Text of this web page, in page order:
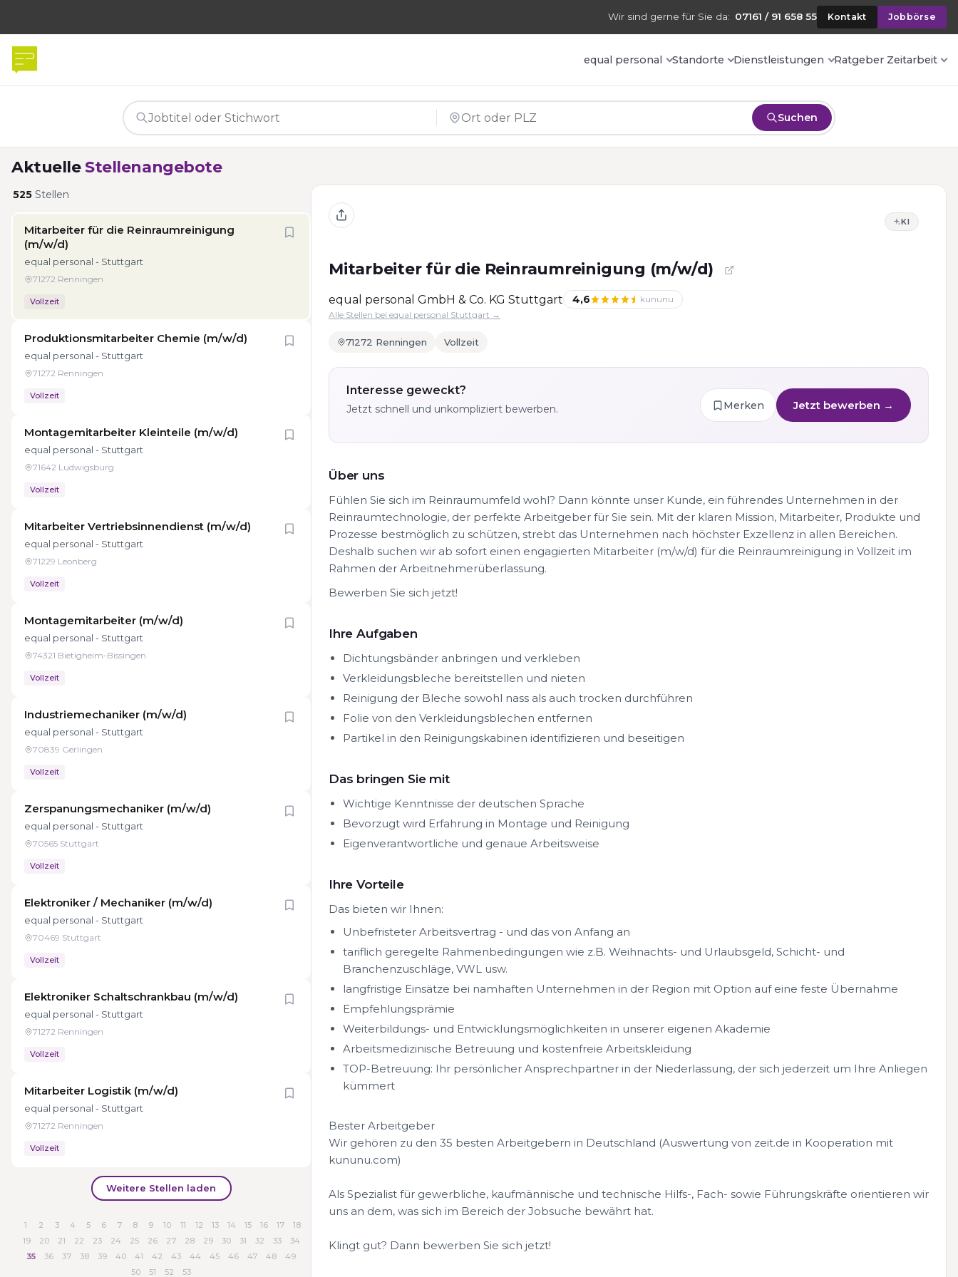
Wir sind gerne für Sie da: 07161 / 91 658 55 Kontakt Jobbörse
equal personal Standorte Dienstleistungen Ratgeber Zeitarbeit
Suchen
Aktuelle Stellenangebote
525 Stellen
Mitarbeiter für die Reinraumreinigung
(m/w/d)
equal personal - Stuttgart
71272 Renningen
Vollzeit
Produktionsmitarbeiter Chemie (m/w/d)
equal personal - Stuttgart
71272 Renningen
Vollzeit
Montagemitarbeiter Kleinteile (m/w/d)
equal personal - Stuttgart
71642 Ludwigsburg
Vollzeit
Mitarbeiter Vertriebsinnendienst (m/w/d)
equal personal - Stuttgart
71229 Leonberg
Vollzeit
Montagemitarbeiter (m/w/d)
equal personal - Stuttgart
74321 Bietigheim-Bissingen
Vollzeit
Industriemechaniker (m/w/d)
equal personal - Stuttgart
70839 Gerlingen
Vollzeit
Zerspanungsmechaniker (m/w/d)
equal personal - Stuttgart
70565 Stuttgart
Vollzeit
Elektroniker / Mechaniker (m/w/d)
equal personal - Stuttgart
70469 Stuttgart
Vollzeit
Elektroniker Schaltschrankbau (m/w/d)
equal personal - Stuttgart
71272 Renningen
Vollzeit
Mitarbeiter Logistik (m/w/d)
equal personal - Stuttgart
71272 Renningen
Vollzeit
Weitere Stellen laden
1 2 3 4 5 6 7 8 9 10 11 12 13 14 15 16 17
18
19
20 21 22 23 24 25 26 27 28 29 30 31 32 33
34
35
36 37 38 39 40 41 42 43 44 45 46 47 48
49
50
51 52
53
KI
Mitarbeiter für die Reinraumreinigung (m/w/d)
equal personal GmbH & Co. KG Stuttgart 4,6
kununu
Alle Stellen bei equal personal Stuttgart →
71272 Renningen Vollzeit
Interesse geweckt?
Jetzt schnell und unkompliziert bewerben. Merken Jetzt bewerben →
Über uns
Fühlen Sie sich im Reinraumumfeld wohl? Dann könnte unser Kunde, ein führendes Unternehmen in der
Reinraumtechnologie, der perfekte Arbeitgeber für Sie sein. Mit der klaren Mission, Mitarbeiter, Produkte und
Prozesse bestmöglich zu schützen, strebt das Unternehmen nach höchster Exzellenz in allen Bereichen.
Deshalb suchen wir ab sofort einen engagierten Mitarbeiter (m/w/d) für die Reinraumreinigung in Vollzeit im
Rahmen der Arbeitnehmerüberlassung.
Bewerben Sie sich jetzt!
Ihre Aufgaben
Dichtungsbänder anbringen und verkleben
Verkleidungsbleche bereitstellen und nieten
Reinigung der Bleche sowohl nass als auch trocken durchführen
Folie von den Verkleidungsblechen entfernen
Partikel in den Reinigungskabinen identifizieren und beseitigen
Das bringen Sie mit
Wichtige Kenntnisse der deutschen Sprache
Bevorzugt wird Erfahrung in Montage und Reinigung
Eigenverantwortliche und genaue Arbeitsweise
Ihre Vorteile
Das bieten wir Ihnen:
Unbefristeter Arbeitsvertrag - und das von Anfang an
tariflich geregelte Rahmenbedingungen wie z.B. Weihnachts- und Urlaubsgeld, Schicht- und
Branchenzuschläge, VWL usw.
langfristige Einsätze bei namhaften Unternehmen in der Region mit Option auf eine feste Übernahme
Empfehlungsprämie
Weiterbildungs- und Entwicklungsmöglichkeiten in unserer eigenen Akademie
Arbeitsmedizinische Betreuung und kostenfreie Arbeitskleidung
TOP-Betreuung: Ihr persönlicher Ansprechpartner in der Niederlassung, der sich jederzeit um Ihre Anliegen
kümmert
Bester Arbeitgeber
Wir gehören zu den 35 besten Arbeitgebern in Deutschland (Auswertung von zeit.de in Kooperation mit
kununu.com)
Als Spezialist für gewerbliche, kaufmännische und technische Hilfs-, Fach- sowie Führungskräfte orientieren wir
uns an dem, was sich im Bereich der Jobsuche bewährt hat.
Klingt gut? Dann bewerben Sie sich jetzt!